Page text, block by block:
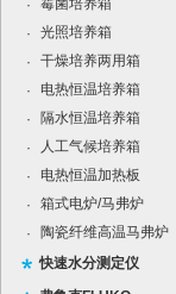
·
霉菌培养箱
·
光照培养箱
·
干燥培养两用箱
·
电热恒温培养箱
·
隔水恒温培养箱
·
人工气候培养箱
·
电热恒温加热板
·
箱式电炉/马弗炉
·
陶瓷纤维高温马弗炉
快速水分测定仪